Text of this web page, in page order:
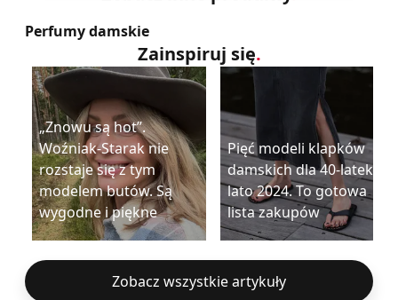
Perfumy damskie
Zainspiruj się.
„Znowu są hot”.
Woźniak-Starak nie
rozstaje się z tym
modelem butów. Są
wygodne i piękne
Pięć modeli klapków
damskich dla 40-latek na
lato 2024. To gotowa
lista zakupów
Zobacz wszystkie artykuły